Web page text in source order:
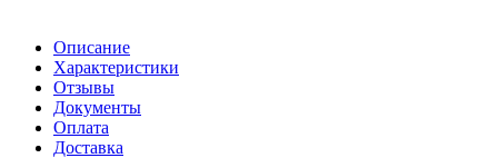
Описание
Характеристики
Отзывы
Документы
Оплата
Доставка